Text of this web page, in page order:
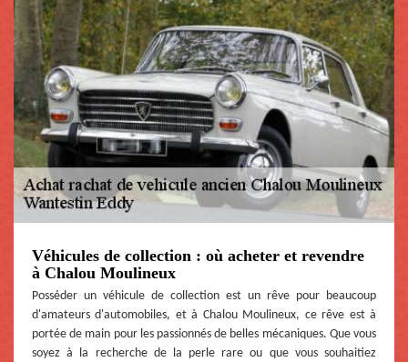
Véhicules de collection : où acheter et revendre
à Chalou Moulineux
Posséder un véhicule de collection est un rêve pour beaucoup
d'amateurs d'automobiles, et à Chalou Moulineux, ce rêve est à
portée de main pour les passionnés de belles mécaniques. Que vous
soyez à la recherche de la perle rare ou que vous souhaitiez